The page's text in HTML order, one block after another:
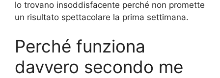
lo trovano insoddisfacente perché non promette
un risultato spettacolare la prima settimana.
Perché funziona
davvero secondo me